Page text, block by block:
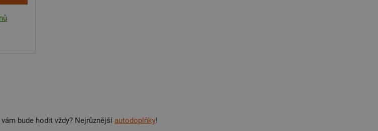
bude hodit vždy? Nejrůznější autodoplňky!